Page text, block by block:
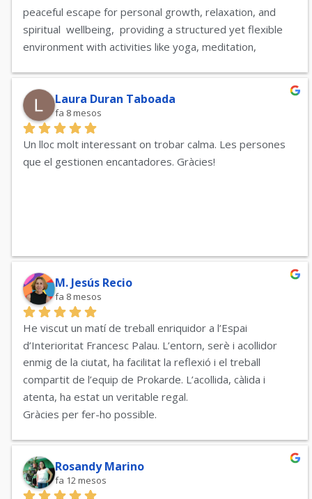
peaceful escape for personal growth, relaxation, and
spiritual  wellbeing,  providing a structured yet flexible
environment with activities like yoga, meditation,
life to rejuvenate the  mind, body, and spirit.
AMRITA EKKA
Laura Duran Taboada
fa 8 mesos
Un lloc molt interessant on trobar calma. Les persones
que el gestionen encantadores. Gràcies!
M. Jesús Recio
fa 8 mesos
He viscut un matí de treball enriquidor a l’Espai
d’Interioritat Francesc Palau. L’entorn, serè i acollidor
enmig de la ciutat, ha facilitat la reflexió i el treball
compartit de l’equip de Prokarde. L’acollida, càlida i
atenta, ha estat un veritable regal.
Gràcies per fer-ho possible.
Rosandy Marino
fa 12 mesos